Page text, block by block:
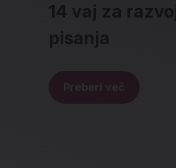
14 vaj za
pisanja
Preberi več